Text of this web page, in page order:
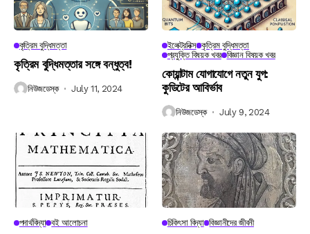
কৃত্রিম বুদ্ধিমত্তা
কৃত্রিম বুদ্ধিমত্তার সঙ্গে বন্ধুত্ব!
নিউজডেস্ক July 11, 2024
ইলেক্ট্রনিক্স কৃত্রিম বুদ্ধিমত্তা
প্রযুক্তি বিষয়ক খবর বিজ্ঞান বিষয়ক খবর
কোয়ান্টাম যোগাযোগে নতুন যুগ:
কুডিটের আবির্ভাব
নিউজডেস্ক July 9, 2024
পদার্থবিদ্যা বই আলোচনা চিকিৎসা বিদ্যা বিজ্ঞানীদের জীবনী